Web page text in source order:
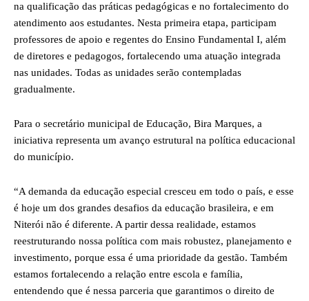
na qualificação das práticas pedagógicas e no fortalecimento do
atendimento aos estudantes. Nesta primeira etapa, participam
professores de apoio e regentes do Ensino Fundamental I, além
de diretores e pedagogos, fortalecendo uma atuação integrada
nas unidades. Todas as unidades serão contempladas
gradualmente.
Para o secretário municipal de Educação, Bira Marques, a
iniciativa representa um avanço estrutural na política educacional
do município.
“A demanda da educação especial cresceu em todo o país, e esse
é hoje um dos grandes desafios da educação brasileira, e em
Niterói não é diferente. A partir dessa realidade, estamos
reestruturando nossa política com mais robustez, planejamento e
investimento, porque essa é uma prioridade da gestão. Também
estamos fortalecendo a relação entre escola e família,
entendendo que é nessa parceria que garantimos o direito de